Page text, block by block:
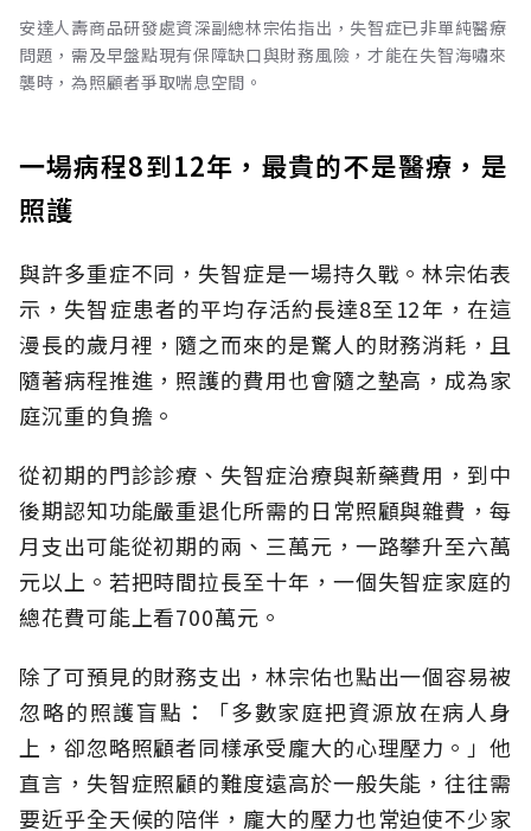
安達人壽商品研發處資深副總林宗佑指出，失智症已非單純醫療
問題，需及早盤點現有保障缺口與財務風險，才能在失智海嘯來
襲時，為照顧者爭取喘息空間。
一場病程8到12年，最貴的不是醫療，是
照護
與許多重症不同，失智症是一場持久戰。林宗佑表
示，失智症患者的平均存活約長達8至12年，在這
漫長的歲月裡，隨之而來的是驚人的財務消耗，且
隨著病程推進，照護的費用也會隨之墊高，成為家
庭沉重的負擔。
從初期的門診診療、失智症治療與新藥費用，到中
後期認知功能嚴重退化所需的日常照顧與雜費，每
月支出可能從初期的兩、三萬元，一路攀升至六萬
元以上。若把時間拉長至十年，一個失智症家庭的
總花費可能上看700萬元。
除了可預見的財務支出，林宗佑也點出一個容易被
忽略的照護盲點：「多數家庭把資源放在病人身
上，卻忽略照顧者同樣承受龐大的心理壓力。」他
直言，失智症照顧的難度遠高於一般失能，往往需
要近乎全天候的陪伴，龐大的壓力也常迫使不少家